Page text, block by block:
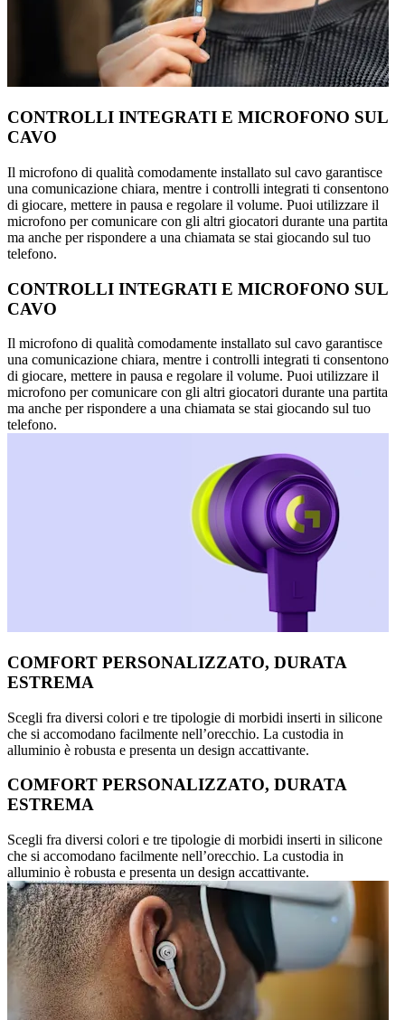
CONTROLLI INTEGRATI E MICROFONO SUL
CAVO
Il microfono di qualità comodamente installato sul cavo garantisce
una comunicazione chiara, mentre i controlli integrati ti consentono
di giocare, mettere in pausa e regolare il volume. Puoi utilizzare il
microfono per comunicare con gli altri giocatori durante una partita
ma anche per rispondere a una chiamata se stai giocando sul tuo
telefono.
CONTROLLI INTEGRATI E MICROFONO SUL
CAVO
Il microfono di qualità comodamente installato sul cavo garantisce
una comunicazione chiara, mentre i controlli integrati ti consentono
di giocare, mettere in pausa e regolare il volume. Puoi utilizzare il
microfono per comunicare con gli altri giocatori durante una partita
ma anche per rispondere a una chiamata se stai giocando sul tuo
telefono.
COMFORT PERSONALIZZATO, DURATA
ESTREMA
Scegli fra diversi colori e tre tipologie di morbidi inserti in silicone
che si accomodano facilmente nell’orecchio. La custodia in
alluminio è robusta e presenta un design accattivante.
COMFORT PERSONALIZZATO, DURATA
ESTREMA
Scegli fra diversi colori e tre tipologie di morbidi inserti in silicone
che si accomodano facilmente nell’orecchio. La custodia in
alluminio è robusta e presenta un design accattivante.